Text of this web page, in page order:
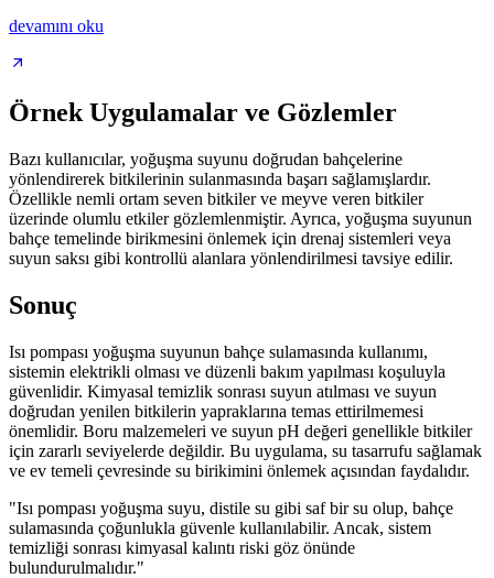
devamını oku
Örnek Uygulamalar ve Gözlemler
Bazı kullanıcılar, yoğuşma suyunu doğrudan bahçelerine
yönlendirerek bitkilerinin sulanmasında başarı sağlamışlardır.
Özellikle nemli ortam seven bitkiler ve meyve veren bitkiler
üzerinde olumlu etkiler gözlemlenmiştir. Ayrıca, yoğuşma suyunun
bahçe temelinde birikmesini önlemek için drenaj sistemleri veya
suyun saksı gibi kontrollü alanlara yönlendirilmesi tavsiye edilir.
Sonuç
Isı pompası yoğuşma suyunun bahçe sulamasında kullanımı,
sistemin elektrikli olması ve düzenli bakım yapılması koşuluyla
güvenlidir. Kimyasal temizlik sonrası suyun atılması ve suyun
doğrudan yenilen bitkilerin yapraklarına temas ettirilmemesi
önemlidir. Boru malzemeleri ve suyun pH değeri genellikle bitkiler
için zararlı seviyelerde değildir. Bu uygulama, su tasarrufu sağlamak
ve ev temeli çevresinde su birikimini önlemek açısından faydalıdır.
"Isı pompası yoğuşma suyu, distile su gibi saf bir su olup, bahçe
sulamasında çoğunlukla güvenle kullanılabilir. Ancak, sistem
temizliği sonrası kimyasal kalıntı riski göz önünde
bulundurulmalıdır."